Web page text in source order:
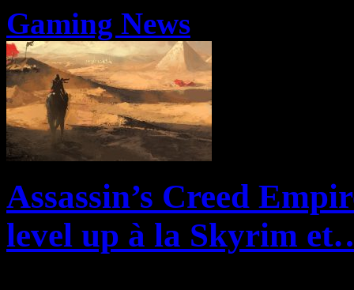
Gaming News
Assassin’s Creed
level up à la Skyrim